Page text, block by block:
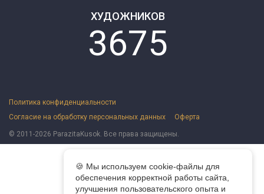
ХУДОЖНИКОВ
3675
🍪 Мы используем cookie-файлы для
обеспечения корректной работы сайта,
улучшения пользовательского опыта и
Политика конфиденциальности
Согласие на обработку персональных данных
Оферта
© 2011-2026 ParazitaKusok. Все права защищены.